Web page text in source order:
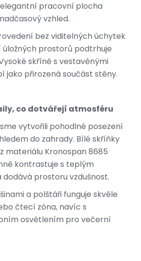
pracovní plocha
vzhled.
bez viditelných úchytek
prostorů podtrhuje
skříně s vestavěnými
jako přirozená součást stěny.
co dotvářejí atmosféru
vytvořili pohodlné posezení
do zahrady. Bílé skříňky
materiálu Kronospan 8685
kontrastuje s teplým
prostoru vzdušnost.
a polštáři funguje skvěle
čtecí zóna, navíc s
osvětlením pro večerní